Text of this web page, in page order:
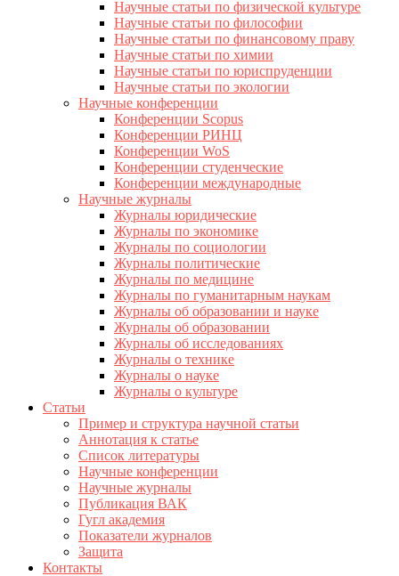
Научные статьи по физической культуре
Научные статьи по философии
Научные статьи по финансовому праву
Научные статьи по химии
Научные статьи по юриспруденции
Научные статьи по экологии
Научные конференции
Конференции Scopus
Конференции РИНЦ
Конференции WoS
Конференции студенческие
Конференции международные
Научные журналы
Журналы юридические
Журналы по экономике
Журналы по социологии
Журналы политические
Журналы по медицине
Журналы по гуманитарным наукам
Журналы об образовании и науке
Журналы об образовании
Журналы об исследованиях
Журналы о технике
Журналы о науке
Журналы о культуре
Статьи
Пример и структура научной статьи
Аннотация к статье
Список литературы
Научные конференции
Научные журналы
Публикация ВАК
Гугл академия
Показатели журналов
Защита
Контакты